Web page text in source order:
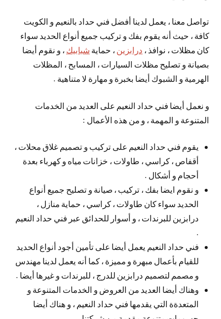
تواصل معنا ، يعمل لدينا أفضل فني حداد بالنعيم و الكويت
كافة ، حيث أنه يقوم بفك و تركيب جميع أنواع الحديد سواء
كان مظلات ، نوافذ ، درابزين ، حماية شبابيك ، و نقوم أيضا
بصيانة و تصليح مظلات السيارات ، المسابح ، المظلات
الهرمية و الشبوك أيضا بخبرة و مهارة لا متناهية .
و نعمل أيضا فني حداد النعيم على العديد من الخدمات
المتنوعة و المهمة ، و من هذه الأعمال :
يقوم فني حداد النعيم على تركيب و تصميم غلاق محلات ،
أقفاص ، كراسي ، طاولات ، خزانات مياه و كهرباء بعدة
أحجام و أشكال .
و نقوم ايضا بفك ، تركيب ، صيانة و تصليح جميع أنواع
الحديد سواء كان طاولات ، كراسي ، حماية منازل ،
درابزين للبرندات ، و أسوار للحدائق عبر فني حداد النعيم
.
فني حداد النعيم يعمل أيضا على تأمين أجود أنواع الحديد
للقيام بأعمال مبهرة و مميزة ، كما أنه يعمل لدينا مهندس
و مصمم لتصميم درابزين للدرج ، للبرندات و غيرها أيضا .
وهناك أيضا العديد من العروض و الخدمات المتنوعة و
المتعدةة التي يقدمها فني حداد النعيم ، و هناك أيضا